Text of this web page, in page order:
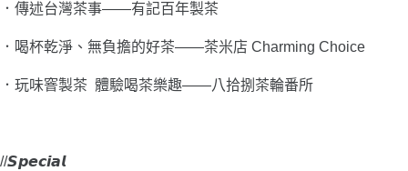
． 傳述台灣茶事――有記百年製茶
． 喝杯乾淨、無負擔的好茶――茶米店 Charming Choice
． 玩味窨製茶 體驗喝茶樂趣――八拾捌茶輪番所
//𝙎𝙥𝙚𝙘𝙞𝙖𝙡